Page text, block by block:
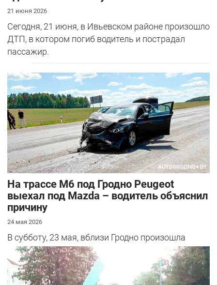
21 июня 2026
Сегодня, 21 июня, в Ивьевском районе произошло
ДТП, в котором погиб водитель и пострадал
пассажир.
На трассе М6 под Гродно Peugeot
выехал под Mazda – водитель объяснил
причину
24 мая 2026
В субботу, 23 мая, вблизи Гродно произошла
серьезная авария – столкнулись Mazda и
Peugeot. Читатель АвтоГродно поделился...